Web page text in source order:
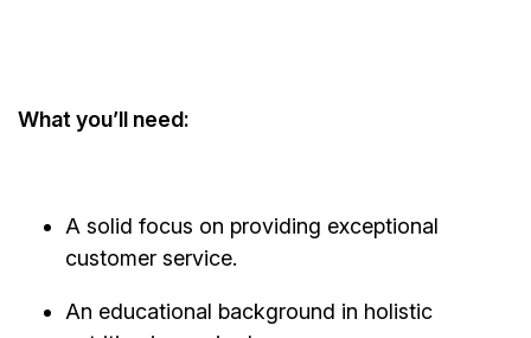
Whatyou’ll need:
A solid focus on providing exceptional
customer service.
An educational background in holistic